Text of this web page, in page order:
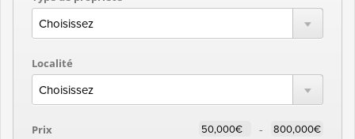
Localité
Prix -